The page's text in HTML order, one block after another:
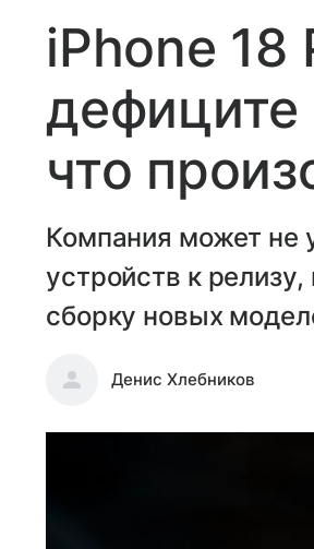
iPhone 18
дефиците
что
Компания может не
устройств к
сборку новых
Денис Хлебников